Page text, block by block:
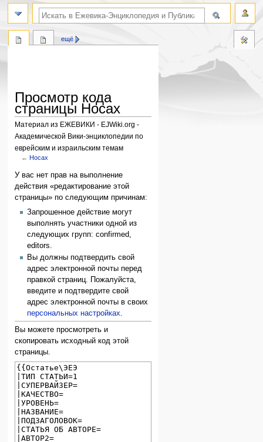
Просмотр кода
страницы Носах
Материал из ЕЖЕВИКИ - EJWiki.org -
Академической Вики-энциклопедии по
еврейским и израильским темам
←Носах
Перейти
к
навигации
Перейти
к
поиску
У вас нет прав на выполнение
действия «редактирование этой
страницы» по следующим причинам:
Запрошенное действие могут
выполнять участники одной из
следующих групп: confirmed,
editors.
Вы должны подтвердить свой
адрес электронной почты перед
правкой страниц. Пожалуйста,
введите и подтвердите свой
адрес электронной почты в своих
персональных настройках.
Вы можете просмотреть и
скопировать исходный код этой
страницы.
ещё
поиск по словам